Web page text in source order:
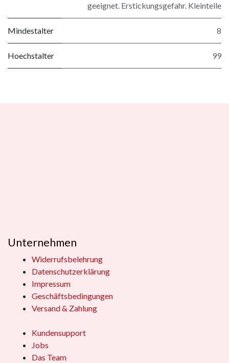
geeignet. Erstickungsgefahr. Kleinteile
Mindestalter 8
Hoechstalter 99
Unternehmen
Widerrufsbelehrung
Datenschutzerklärung
Impressum
Geschäftsbedingungen
Versand & Zahlung
Kundensupport
Jobs
Das Team